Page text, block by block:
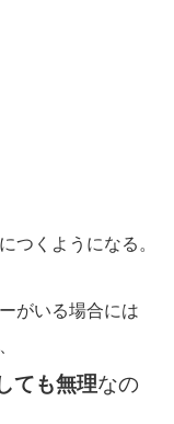
つくようになる。
がいる場合には
ても無理なの